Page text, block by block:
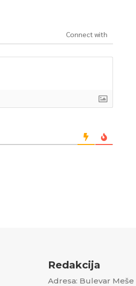
Connect with
Redakcija
Adresa: Bulevar Meše